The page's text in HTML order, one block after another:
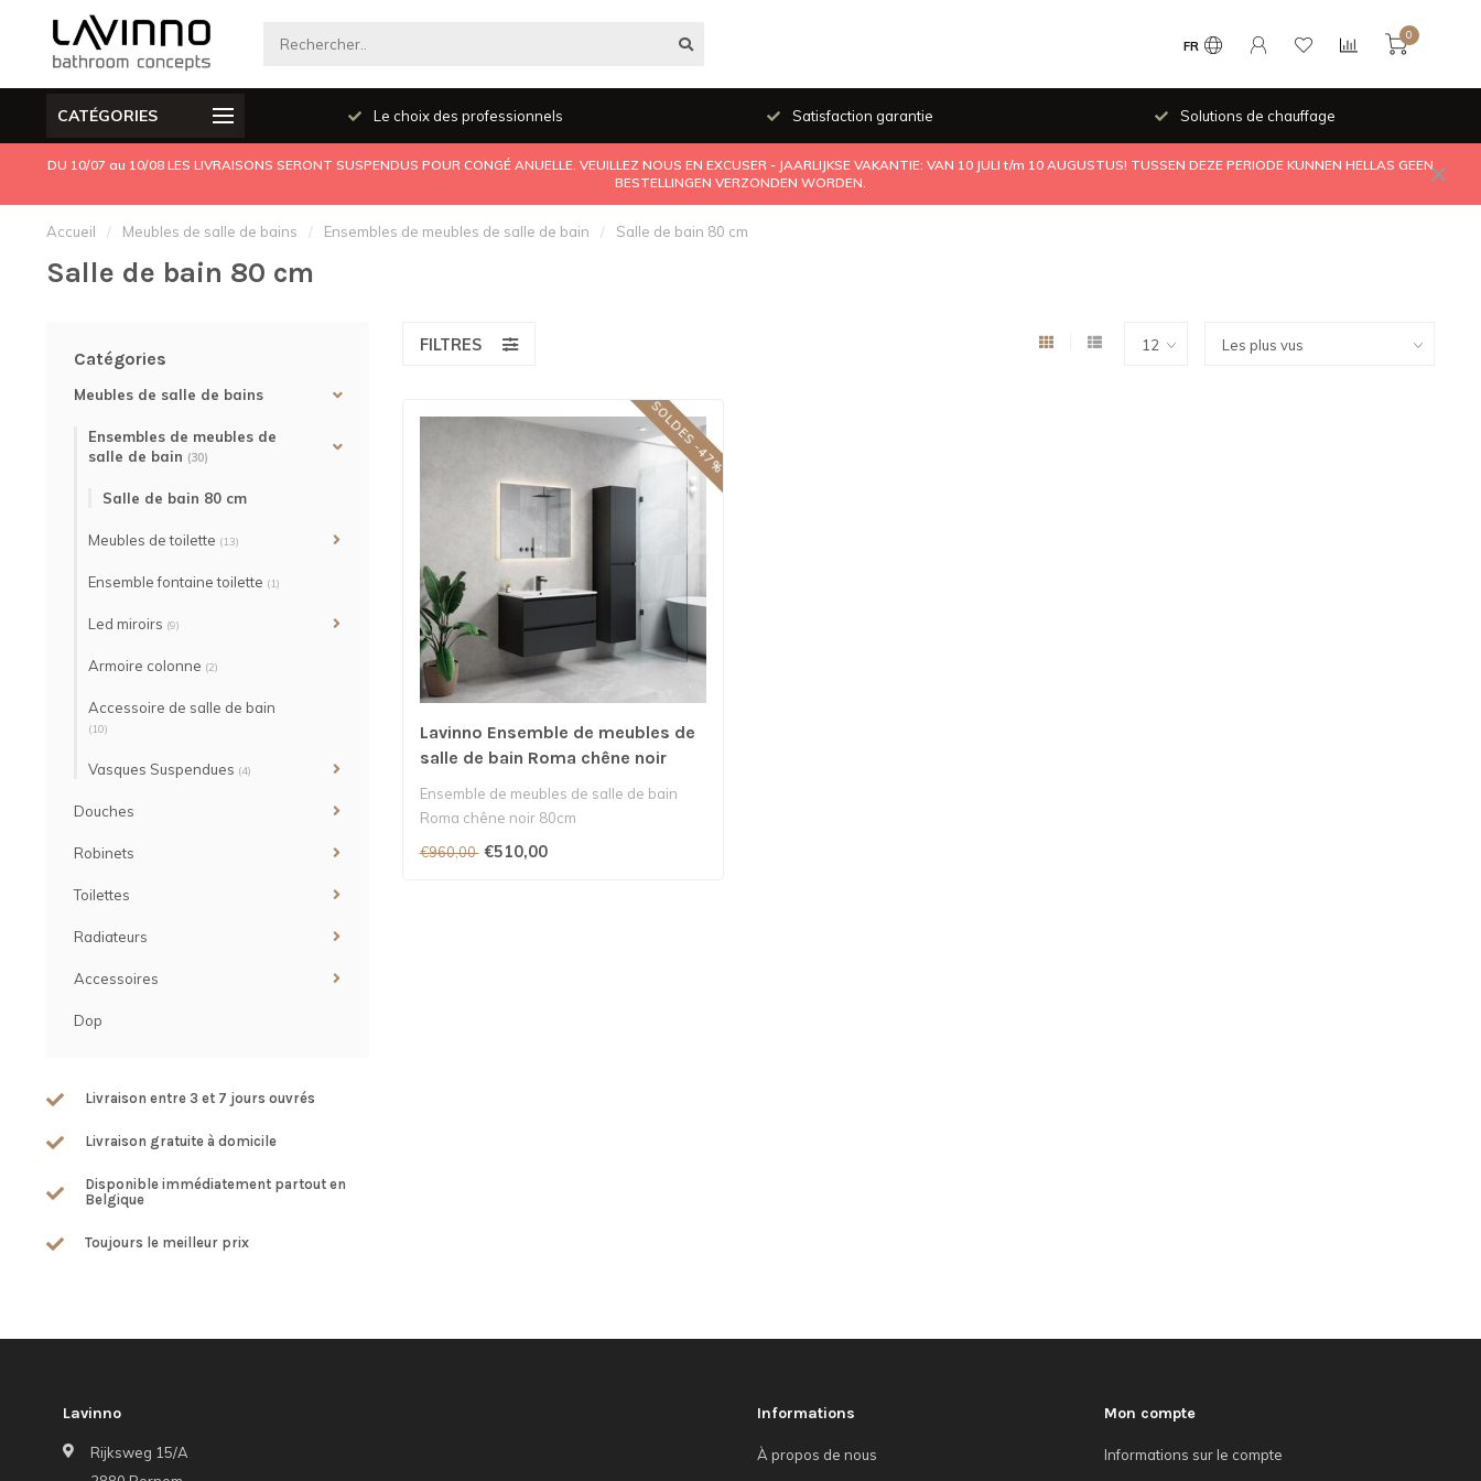
FR
0
CATÉGORIES
Produits de qualité Le choix des professionnels Satisfaction garantie Solutions de chauffage
DU 10/07 au 10/08 LES LIVRAISONS SERONT SUSPENDUS POUR CONGÉ ANUELLE. VEUILLEZ NOUS EN EXCUSER - JAARLIJKSE VAKANTIE: VAN 10 JULI t/m 10 AUGUSTUS! TUSSEN DEZE PERIODE KUNNEN HELLAS GEEN
BESTELLINGEN VERZONDEN WORDEN.
Accueil / Meubles de salle de bains / Ensembles de meubles de salle de bain / Salle de bain 80 cm
Salle de bain 80 cm
Catégories
Meubles de salle de bains
Ensembles de meubles de
salle de bain (30)
Salle de bain 80 cm
Meubles de toilette (13)
Ensemble fontaine toilette (1)
Led miroirs (9)
Armoire colonne (2)
Accessoire de salle de bain
(10)
Vasques Suspendues (4)
Douches
Robinets
Toilettes
Radiateurs
Accessoires
Dop
Livraison entre 3 et 7 jours ouvrés
Livraison gratuite à domicile
Disponible immédiatement partout en
Belgique
Toujours le meilleur prix
FILTRES
SOLDES -47%
Lavinno Ensemble de meubles de
salle de bain Roma chêne noir
Ensemble de meubles de salle de bain
Roma chêne noir 80cm
€960,00 €510,00
Lavinno
Rijksweg 15/A
Informations
À propos de nous
Mon compte
Informations sur le compte